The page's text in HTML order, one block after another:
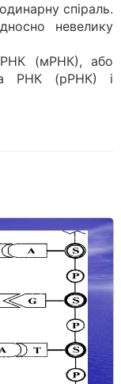
спіраль.
невелику
(мРНК), або
РНК (рРНК) і